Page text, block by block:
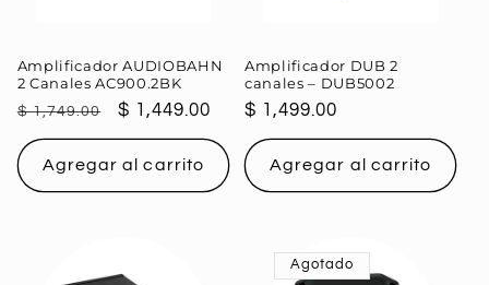
n
:
Amplificador AUDIOBAHN
2 Canales AC900.2BK
Precio
habitual
$ 1,749.00
Precio
de
oferta
$ 1,449.00
Agregar al carrito
Amplificador DUB 2
canales – DUB5002
Precio
habitual
$ 1,499.00
Agregar al carrito
Agotado